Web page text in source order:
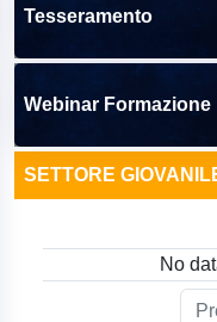
Tesseramento
Webinar Formazione
SETTORE
No